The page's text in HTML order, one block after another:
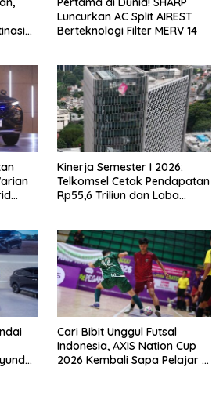
Luncurkan AC Split AIREST
Berteknologi Filter MERV 14
Kinerja Semester I 2026:
Telkomsel Cetak Pendapatan
Rp55,6 Triliun dan Laba
Cari Bibit Unggul Futsal
Indonesia, AXIS Nation Cup
2026 Kembali Sapa Pelajar di